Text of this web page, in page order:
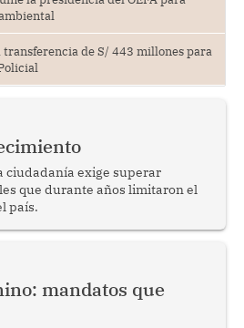
de S/ 443 millones para
ciudadanía exige superar
que durante años limitaron el
país.
mandatos que